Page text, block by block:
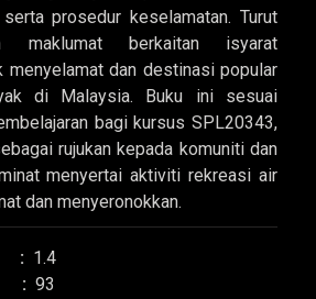
prosedur keselamatan. Turut
maklumat berkaitan isyarat
menyelamat dan destinasi popular
di Malaysia. Buku ini sesuai
bagi kursus SPL20343,
rujukan kepada komuniti dan
menyertai aktiviti rekreasi air
dan menyeronokkan.
: 1.4
: 93